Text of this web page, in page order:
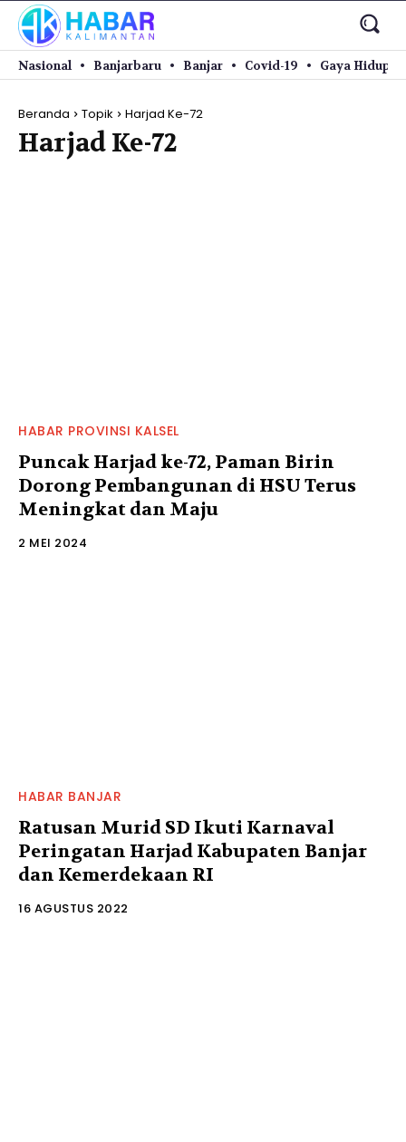
Nasional Banjarbaru Banjar Covid-19 Gaya Hidup
Beranda Topik Harjad Ke-72
Harjad Ke-72
HABAR PROVINSI KALSEL
Puncak Harjad ke-72, Paman Birin
Dorong Pembangunan di HSU Terus
Meningkat dan Maju
2 MEI 2024
HABAR BANJAR
Ratusan Murid SD Ikuti Karnaval
Peringatan Harjad Kabupaten Banjar
dan Kemerdekaan RI
16 AGUSTUS 2022